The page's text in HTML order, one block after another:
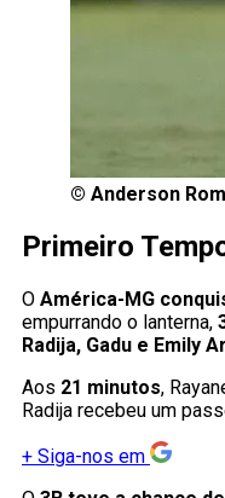
© Anderson
Primeiro
O América-MG
empurrando o lanterna,
Radija, Gadu e Emily
Aos 21 minutos,
Radija recebeu um
+ Siga-nos em